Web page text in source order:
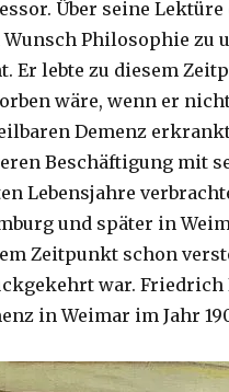
Über seine
Wunsch Philosophie zu
Er lebte zu diesem
wäre, wenn er
Demenz
Beschäftigung mit
Lebensjahre
und später in
Zeitpunkt schon
war. Friedrich
in Weimar im Jahr